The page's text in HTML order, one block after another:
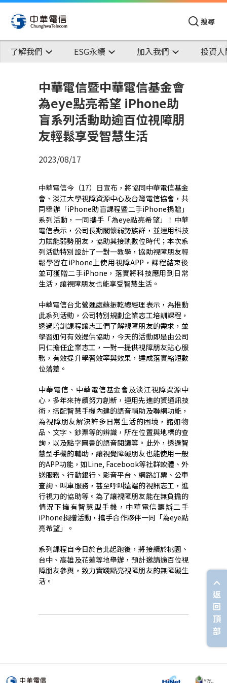
搜尋
了解我們 ESG永續 加入我們 投資
中華電信暨中華電信基金會
為eye點亮希望 iPhone助
盲系列活動助逾百位視障朋
友輕鬆享受智慧生活
2023/08/17
中華電信今（17）日宣布，將協同中華電信基金
會、淡江大學視障資源中心及台灣電信協會，共
同舉辦「iPhone助盲課程暨二手iPhone捐贈」
系列活動，一同攜手「為eye點亮希望」！中華
電信表示，公司長期關懷弱勢族群，並運用科技
力賦能弱勢朋友，協助其接軌數位時代；本次系
列活動特別設計了一對一教學，協助視障朋友輕
鬆學習在iPhone上使用視障APP，課程結束後
並可獲贈二手iPhone，落實將科技應用到日常
生活，讓視障朋友也能享受智慧生活。
中華電信台北營運處蘇振乾總經理表示，為推動
此系列活動，公司特別規劃企業志工培訓課程，
透過培訓課程讓志工們了解視障朋友的需求，並
學習如何有效提供協助，今天的活動即是由公司
同仁擔任企業志工，一對一提供視障朋友貼心服
務，有效提升學習效率與效果，達成落實縮短數
位落差。
中華電信、中華電信基金會及淡江視障資源中
心，多年來持續努力創新，運用先進的資通訊技
術，搭配智慧手機內建的語音輔助及聯網功能，
為視障朋友解決許多日常生活的困境，諸如物
品、文字、鈔票等的辨識，所在位置與地標的查
詢，以及點字圖書的語音閱讀等。此外，透過智
慧型手機的輔助，讓視覺障礙朋友也能使用一般
的APP功能，如Line, Facebook等社群軟體、外
送服務、行動銀行、影音平台、網路訂票、公車
查詢、叫車服務，甚至呼叫遠端的視訊志工，進
行視力的協助等。為了讓視障朋友能在無負擔的
情況下擁有智慧型手機，中華電信籌辦二手
iPhone捐贈活動，攜手合作夥伴一同「為eye點
亮希望」。
系列課程自今日於台北起跑後，將接續於桃園、
台中、高雄及花蓮等地舉辦，預計邀請逾百位視
障朋友參與，致力實踐點亮視障朋友的無障礙生
活。
返
回
頂
部